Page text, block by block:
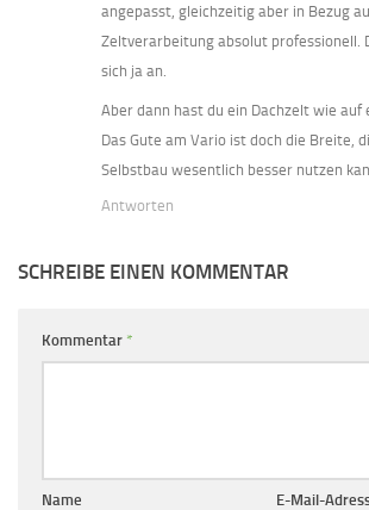
angepasst, gleichzeitig aber in Bezug
Zeltverarbeitung absolut professionell.
sich ja an.
Aber dann hast du ein Dachzelt wie auf
Das Gute am Vario ist doch die Breite,
Selbstbau wesentlich besser nutzen
Antworten
SCHREIBE EINEN KOMMENTAR
Kommentar *
Name E-Mail-